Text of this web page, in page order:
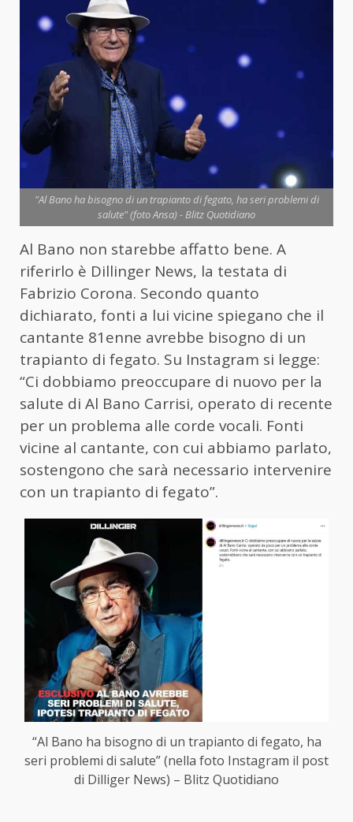
"Al Bano ha bisogno di un trapianto di fegato, ha seri problemi di
salute" (foto Ansa) - Blitz Quotidiano
Al Bano non starebbe affatto bene. A
riferirlo è Dillinger News, la testata di
Fabrizio Corona. Secondo quanto
dichiarato, fonti a lui vicine spiegano che il
cantante 81enne avrebbe bisogno di un
trapianto di fegato. Su Instagram si legge:
“Ci dobbiamo preoccupare di nuovo per la
salute di Al Bano Carrisi, operato di recente
per un problema alle corde vocali. Fonti
vicine al cantante, con cui abbiamo parlato,
sostengono che sarà necessario intervenire
con un trapianto di fegato”.
“Al Bano ha bisogno di un trapianto di fegato, ha
seri problemi di salute” (nella foto Instagram il post
di Dilliger News) – Blitz Quotidiano